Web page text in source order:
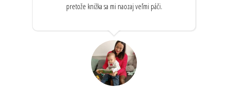
pretože knižka sa mi naozaj veľmi páči.